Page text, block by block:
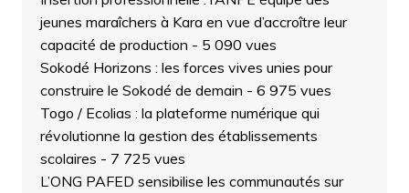
jeunes maraîchers à Kara en vue d’accroître leur
capacité de production - 5 090 vues
Sokodé Horizons : les forces vives unies pour
construire le Sokodé de demain - 6 975 vues
Togo / Ecolias : la plateforme numérique qui
révolutionne la gestion des établissements
scolaires - 7 725 vues
L’ONG PAFED sensibilise les communautés sur